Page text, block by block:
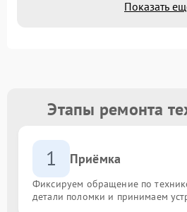
Показать
Этапы ремонта
1 Приёмка
Фиксируем обращение по
детали поломки и принимаем